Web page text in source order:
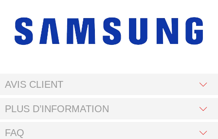
AVIS CLIENT
PLUS D’INFORMATION
FAQ